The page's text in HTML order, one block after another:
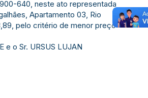
640, neste ato representada
Apartamento 03, Rio
pelo critério de menor preço
e o Sr. URSUS LUJAN